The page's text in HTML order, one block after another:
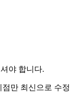
야 합니다.
만 최신으로 수정